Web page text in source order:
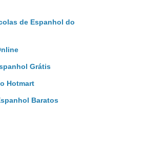
de Espanhol do
Grátis
Hotmart
Baratos